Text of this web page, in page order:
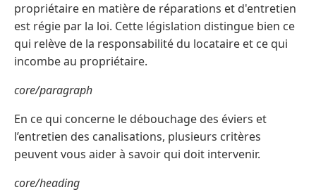
propriétaire en matière de réparations et d'entretien
est régie par la loi. Cette législation distingue bien ce
qui relève de la responsabilité du locataire et ce qui
incombe au propriétaire.
core/paragraph
En ce qui concerne le débouchage des éviers et
l’entretien des canalisations, plusieurs critères
peuvent vous aider à savoir qui doit intervenir.
core/heading